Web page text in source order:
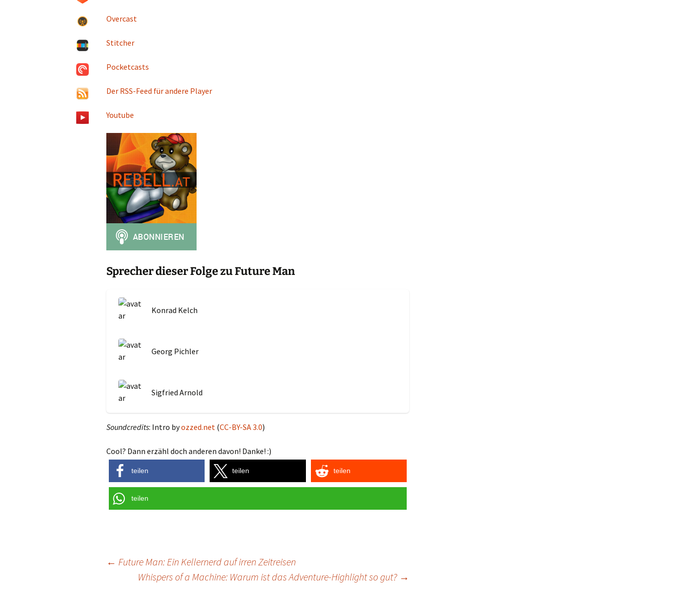
Overcast
Stitcher
Pocketcasts
Der RSS-Feed für andere Player
Youtube
Sprecher dieser Folge zu Future Man
Konrad Kelch
Georg Pichler
Sigfried Arnold
Soundcredits: Intro byozzed.net (CC-BY-SA 3.0)
Cool? Dann erzähl doch anderen davon! Danke! :)
teilen teilen teilen
teilen
← Future Man: Ein Kellernerd auf irren Zeitreisen
Whispers of a Machine: Warum ist das Adventure-Highlight so gut? →